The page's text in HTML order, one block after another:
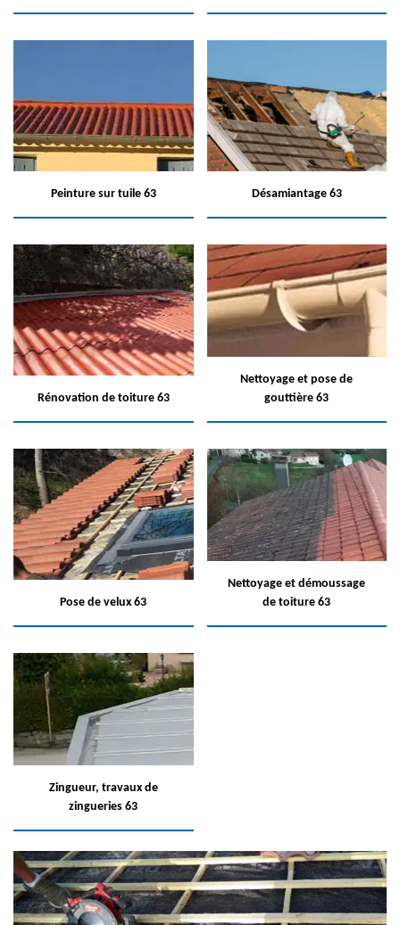
Peinture sur tuile 63 Désamiantage 63
Rénovation de toiture 63
Nettoyage et pose de
gouttière 63
Pose de velux 63
Nettoyage et démoussage
de toiture 63
Zingueur, travaux de
zingueries 63